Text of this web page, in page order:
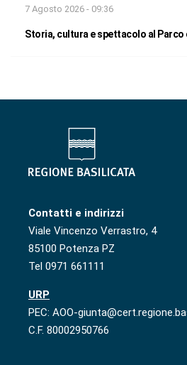
7 Agosto 2026 - 09:36
Storia, cultura e spettacolo al Parco
Contatti e indirizzi
Viale Vincenzo Verrastro, 4
85100 Potenza PZ
Tel 0971 661111
URP
PEC: AOO-
C.F. 80002950766